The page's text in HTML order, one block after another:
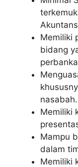
Memiliki
bidang
nasabah.
Memiliki
Mampu
dalam
Memiliki